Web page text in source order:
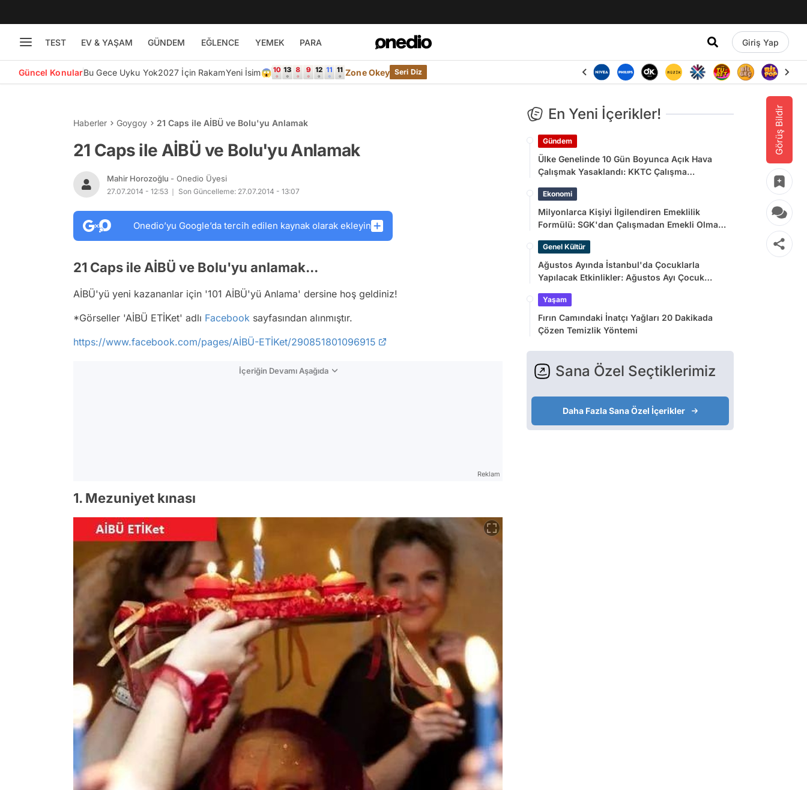
TEST EV & YAŞAM GÜNDEM EĞLENCE YEMEK PARA Giriş Yap
Güncel KonularBu Gece Uyku Yok2027 İçin RakamYeni İsim😱 Zone Okey Seri Diz
Görüş Bildir
Haberler Goygoy 21 Caps ile AİBÜ ve Bolu'yu Anlamak
21 Caps ile AİBÜ ve Bolu'yu Anlamak
Mahir Horozoğlu - Onedio Üyesi
27.07.2014 - 12:53 Son Güncelleme: 27.07.2014 - 13:07
Onedio’yu Google’da tercih edilen kaynak olarak ekleyin
21 Caps ile AİBÜ ve Bolu'yu anlamak...
AİBÜ'yü yeni kazananlar için '101 AİBÜ'yü Anlama' dersine hoş geldiniz!
*Görseller 'AİBÜ ETİKet' adlı Facebook sayfasından alınmıştır.
https://www.facebook.com/pages/AİBÜ-ETİKet/290851801096915
İçeriğin Devamı Aşağıda
Reklam
1. Mezuniyet kınası
En Yeni İçerikler!
Gündem
Ülke Genelinde 10 Gün Boyunca Açık Hava
Çalışmak Yasaklandı: KKTC Çalışma
Ekonomi
Milyonlarca Kişiyi İlgilendiren Emeklilik
Formülü: SGK'dan Çalışmadan Emekli Olma
Genel Kültür
Ağustos Ayında İstanbul'da Çocuklarla
Yapılacak Etkinlikler: Ağustos Ayı Çocuk
Yaşam
Fırın Camındaki İnatçı Yağları 20 Dakikada
Çözen Temizlik Yöntemi
Sana Özel Seçtiklerimiz
Daha Fazla Sana Özel İçerikler